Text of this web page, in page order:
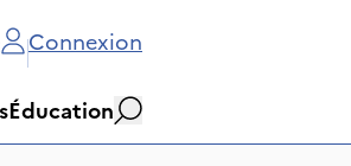
Connexion
Éducation
Rechercher